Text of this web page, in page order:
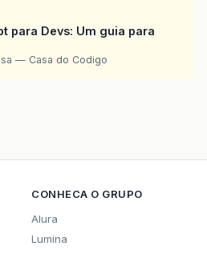
para Devs: Um guia para
— Casa do Codigo
CONHECA O GRUPO
Alura
Lumina